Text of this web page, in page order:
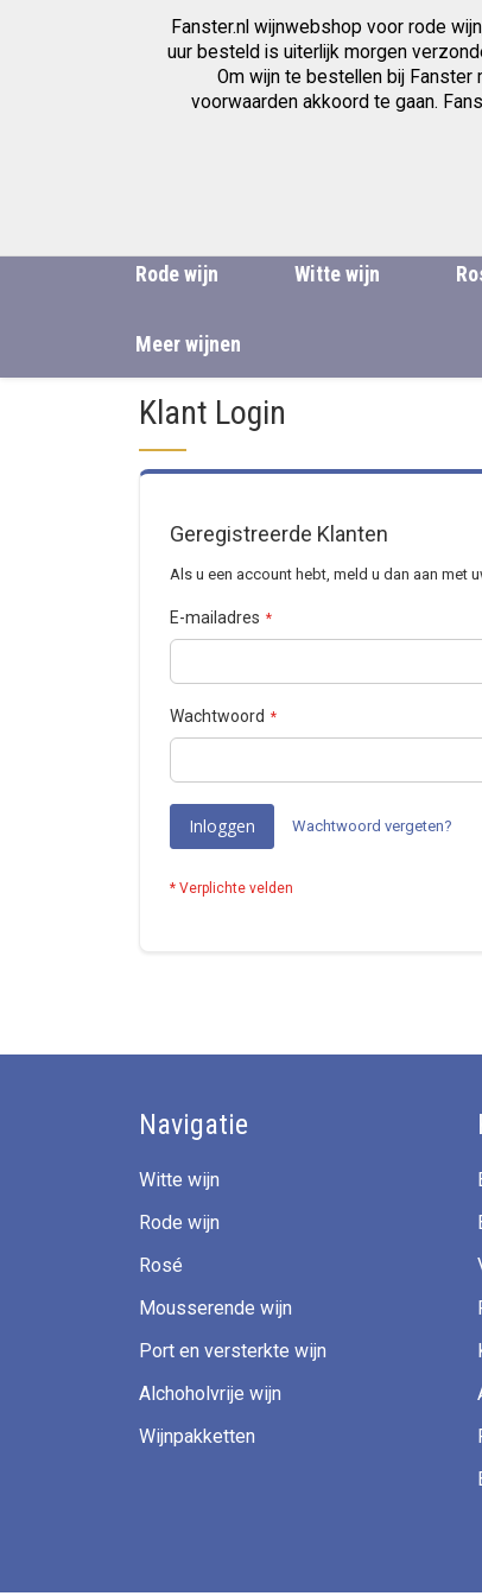
Fanster.nl wijnwebshop voor rode
uur besteld is uiterlijk morgen
Om wijn te bestellen bij
voorwaarden akkoord te gaan.
Wijnwinkel voor de beste wijnen
Rode wijn Witte wijn
Meer wijnen
Klant Login
Geregistreerde Klanten
Als u een account hebt, meld u dan aan met
E-mailadres
Wachtwoord
Inloggen Wachtwoord vergeten?
Navigatie
Witte wijn
Rode wijn
Rosé
Mousserende wijn
Port en versterkte wijn
Alchoholvrije wijn
Wijnpakketten